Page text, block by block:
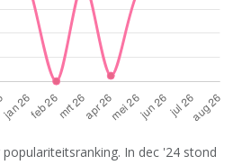
In dec '24 stond